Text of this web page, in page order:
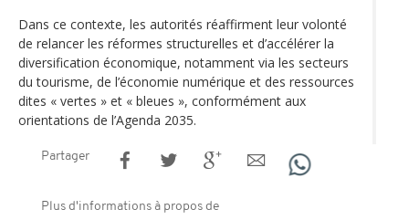
Dans ce contexte, les autorités réaffirment leur volonté
de relancer les réformes structurelles et d’accélérer la
diversification économique, notamment via les secteurs
du tourisme, de l’économie numérique et des ressources
dites « vertes » et « bleues », conformément aux
orientations de l’Agenda 2035.
Partager
Plus d'informations à propos de